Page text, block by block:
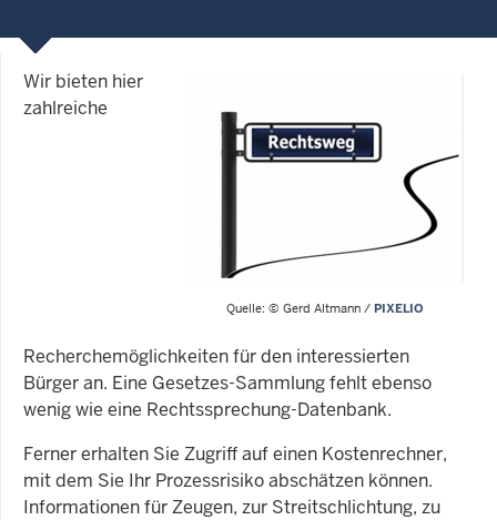
Quelle: © Gerd Altmann / PIXELIO
Wir bieten hier
zahlreiche
Recherchemöglichkeiten für den interessierten
Bürger an. Eine Gesetzes-Sammlung fehlt ebenso
wenig wie eine Rechtssprechung-Datenbank.
Ferner erhalten Sie Zugriff auf einen Kostenrechner,
mit dem Sie Ihr Prozessrisiko abschätzen können.
Informationen für Zeugen, zur Streitschlichtung, zu